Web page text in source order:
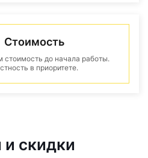
Стоимость
стоимость до начала работы.
в приоритете.
скидки